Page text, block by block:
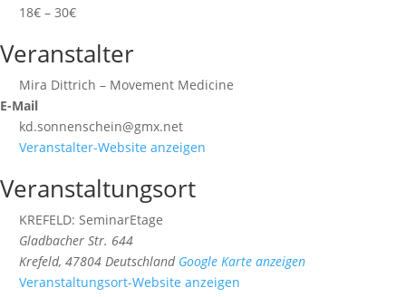
18€ – 30€
Veranstalter
Mira Dittrich – Movement Medicine
E-Mail
kd.sonnenschein@gmx.net
Veranstalter-Website anzeigen
Veranstaltungsort
KREFELD: SeminarEtage
Gladbacher Str. 644
Krefeld, 47804 Deutschland Google Karte anzeigen
Veranstaltungsort-Website anzeigen